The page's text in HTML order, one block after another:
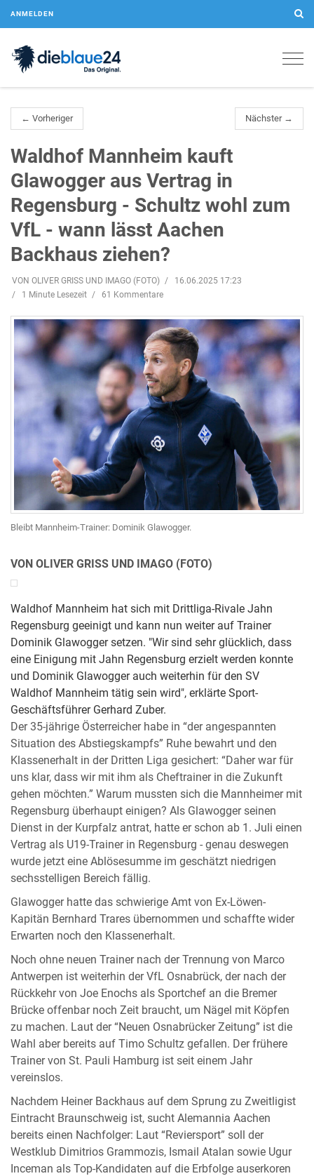
ANMELDEN
← Vorheriger Nächster →
Waldhof Mannheim kauft
Glawogger aus Vertrag in
Regensburg - Schultz wohl zum
VfL - wann lässt Aachen
Backhaus ziehen?
VON OLIVER GRISS UND IMAGO (FOTO)
16.06.2025 17:23
1 Minute Lesezeit
61 Kommentare
Bleibt Mannheim-Trainer: Dominik Glawogger.
VON OLIVER GRISS UND IMAGO (FOTO)
Waldhof Mannheim hat sich mit Drittliga-Rivale Jahn
Regensburg geeinigt und kann nun weiter auf Trainer
Dominik Glawogger setzen. "Wir sind sehr glücklich, dass
eine Einigung mit Jahn Regensburg erzielt werden konnte
und Dominik Glawogger auch weiterhin für den SV
Waldhof Mannheim tätig sein wird", erklärte Sport-
Geschäftsführer Gerhard Zuber.
Der 35-jährige Österreicher habe in “der angespannten
Situation des Abstiegskampfs” Ruhe bewahrt und den
Klassenerhalt in der Dritten Liga gesichert: “Daher war für
uns klar, dass wir mit ihm als Cheftrainer in die Zukunft
gehen möchten.” Warum mussten sich die Mannheimer mit
Regensburg überhaupt einigen? Als Glawogger seinen
Dienst in der Kurpfalz antrat, hatte er schon ab 1. Juli einen
Vertrag als U19-Trainer in Regensburg - genau deswegen
wurde jetzt eine Ablösesumme im geschätzt niedrigen
sechsstelligen Bereich fällig.
Glawogger hatte das schwierige Amt von Ex-Löwen-
Kapitän Bernhard Trares übernommen und schaffte wider
Erwarten noch den Klassenerhalt.
Noch ohne neuen Trainer nach der Trennung von Marco
Antwerpen ist weiterhin der VfL Osnabrück, der nach der
Rückkehr von Joe Enochs als Sportchef an die Bremer
Brücke offenbar noch Zeit braucht, um Nägel mit Köpfen
zu machen. Laut der “Neuen Osnabrücker Zeitung” ist die
Wahl aber bereits auf Timo Schultz gefallen. Der frühere
Trainer von St. Pauli Hamburg ist seit einem Jahr
vereinslos.
Nachdem Heiner Backhaus auf dem Sprung zu Zweitligist
Eintracht Braunschweig ist, sucht Alemannia Aachen
bereits einen Nachfolger: Laut “Reviersport” soll der
Westklub Dimitrios Grammozis, Ismail Atalan sowie Ugur
Inceman als Top-Kandidaten auf die Erbfolge auserkoren